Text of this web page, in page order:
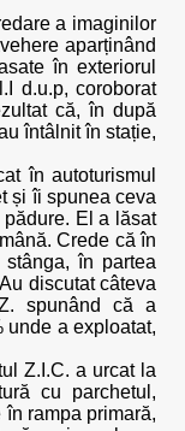
a imaginilor
aparținând
în exteriorul
d.u.p, coroborat
că, în după
întâlnit în stație,
în autoturismul
și îi spunea ceva
El a lăsat
Crede că în
în partea
discutat câteva
spunând că a
unde a exploatat,
Z.I.C. a urcat la
cu parchetul,
rampa primară,